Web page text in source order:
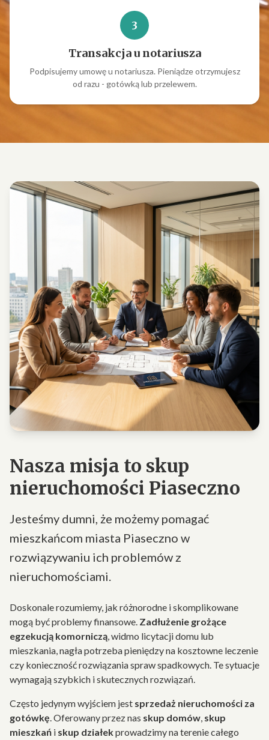
3
Transakcja u notariusza
Podpisujemy umowę u notariusza. Pieniądze otrzymujesz
od razu - gotówką lub przelewem.
Nasza misja to skup
nieruchomości Piaseczno
Jesteśmy dumni, że możemy pomagać
mieszkańcom miasta Piaseczno w
rozwiązywaniu ich problemów z
nieruchomościami.
Doskonale rozumiemy, jak różnorodne i skomplikowane
mogą być problemy finansowe. Zadłużenie grożące
egzekucją komorniczą, widmo licytacji domu lub
mieszkania, nagła potrzeba pieniędzy na kosztowne leczenie
czy konieczność rozwiązania spraw spadkowych. Te sytuacje
wymagają szybkich i skutecznych rozwiązań.
Często jedynym wyjściem jest sprzedaż nieruchomości za
gotówkę. Oferowany przez nas skup domów, skup
mieszkań i skup działekprowadzimy na terenie całego